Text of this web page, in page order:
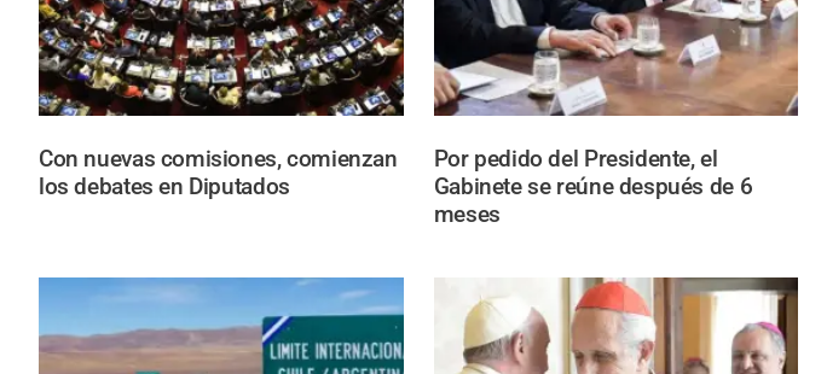
Con nuevas comisiones, comienzan
los debates en Diputados
Por pedido del Presidente, el
Gabinete se reúne después de 6
meses